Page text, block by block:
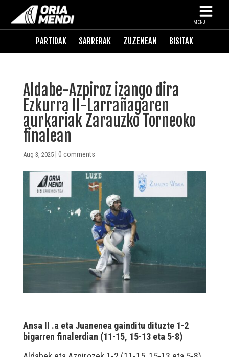
MENU
PARTIDAK SARRERAK ZUZENEAN BISITAK
Aldabe-Azpiroz izango dira
Ezkurra II-Larrañagaren
aurkariak Zarauzko Torneoko
finalean
Aug 3, 2025| 0 comments
Ansa II .a eta Juanenea gainditu dituzte 1-2
bigarren finalerdian (11-15, 15-13 eta 5-8)